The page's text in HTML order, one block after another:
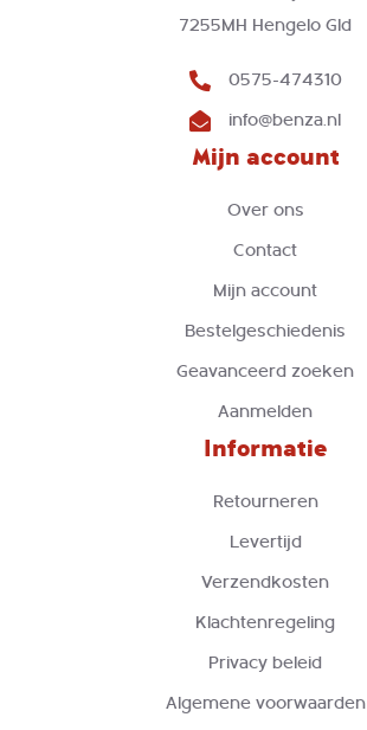
7255MH Hengelo Gld
0575-474310
info@benza.nl
Mijn account
Over ons
Contact
Mijn account
Bestelgeschiedenis
Geavanceerd zoeken
Aanmelden
Informatie
Retourneren
Levertijd
Verzendkosten
Klachtenregeling
Privacy beleid
Algemene voorwaarden